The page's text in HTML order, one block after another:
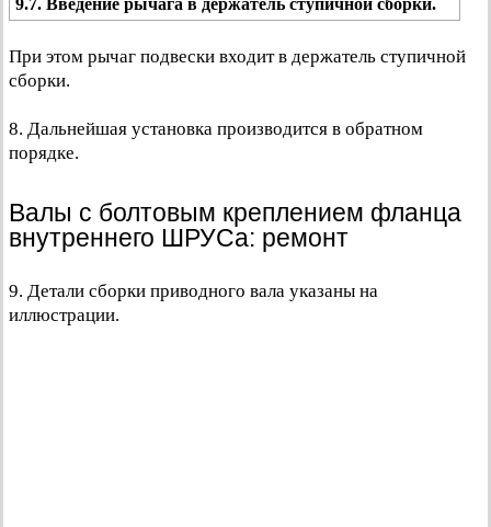
9.7. Введение рычага в держатель ступичной сборки.
При этом рычаг подвески входит в держатель ступичной
сборки.
8. Дальнейшая установка производится в обратном
порядке.
Валы с болтовым креплением фланца
внутреннего ШРУСа: ремонт
9. Детали сборки приводного вала указаны на
иллюстрации.